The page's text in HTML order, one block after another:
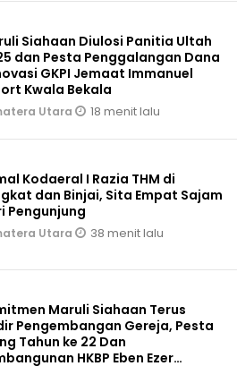
Siahaan Diulosi Panitia Ultah
dan Pesta Penggalangan Dana
GKPI Jemaat Immanuel
Kwala Bekala
Utara 18 menit lalu
Kodaeral I Razia THM di
dan Binjai, Sita Empat Sajam
Pengunjung
Utara 38 menit lalu
Maruli Siahaan Terus
Pengembangan Gereja, Pesta
Tahun ke 22 Dan
HKBP Eben Ezer